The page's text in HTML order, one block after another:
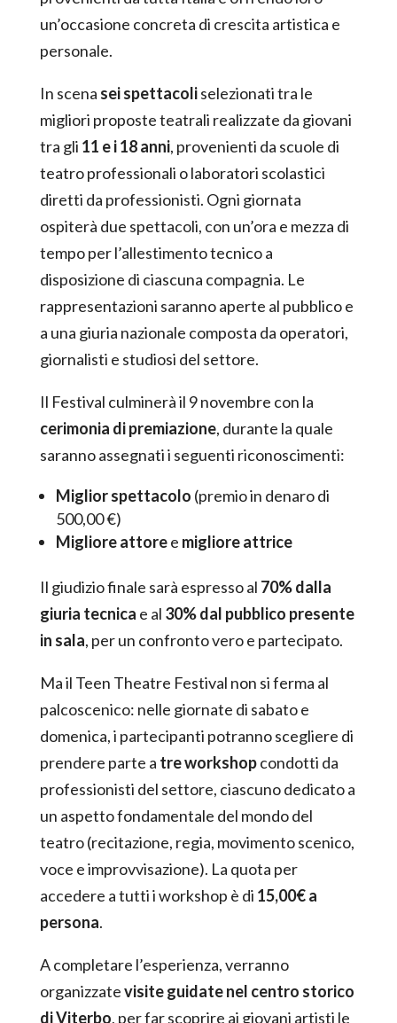
un’occasione concreta di crescita artistica e
personale.
In scena sei spettacoliselezionati tra le
migliori proposte teatrali realizzate da giovani
tra gli 11 e i 18 anni, provenienti da scuole di
teatro professionali o laboratori scolastici
diretti da professionisti. Ogni giornata
ospiterà due spettacoli, con un’ora e mezza di
tempo per l’allestimento tecnico a
disposizione di ciascuna compagnia. Le
rappresentazioni saranno aperte al pubblico e
a una giuria nazionale composta da operatori,
giornalisti e studiosi del settore.
Il Festival culminerà il 9 novembre con la
cerimonia di premiazione, durante la quale
saranno assegnati i seguenti riconoscimenti:
Miglior spettacolo (premio in denaro di
500,00 €)
Migliore attoree migliore attrice
Il giudizio finale sarà espresso al 70% dalla
giuria tecnica e al 30% dal pubblico presente
in sala, per un confronto vero e partecipato.
Ma il Teen Theatre Festival non si ferma al
palcoscenico: nelle giornate di sabato e
domenica, i partecipanti potranno scegliere di
prendere parte a tre workshopcondotti da
professionisti del settore, ciascuno dedicato a
un aspetto fondamentale del mondo del
teatro (recitazione, regia, movimento scenico,
voce e improvvisazione). La quota per
accedere a tutti i workshop è di 15,00€ a
persona.
A completare l’esperienza, verranno
organizzatevisite guidate nel centro storico
di Viterbo, per far scoprire ai giovani artisti le